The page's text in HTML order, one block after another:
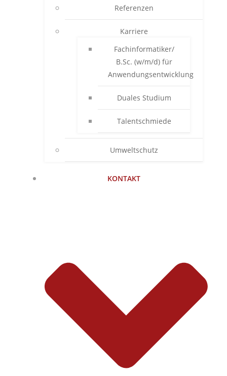
Referenzen
Karriere
Fachinformatiker/
B.Sc. (w/m/d) für
Anwendungsentwicklung
Duales Studium
Talentschmiede
Umweltschutz
KONTAKT